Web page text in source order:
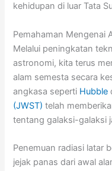
kehidupan di luar Tata
Pemahaman Mengenai
Melalui peningkatan
astronomi, kita terus
alam semesta secara
angkasa seperti Hubble
(JWST) telah
tentang galaksi-galaksi
Penemuan radiasi latar
jejak panas dari awal